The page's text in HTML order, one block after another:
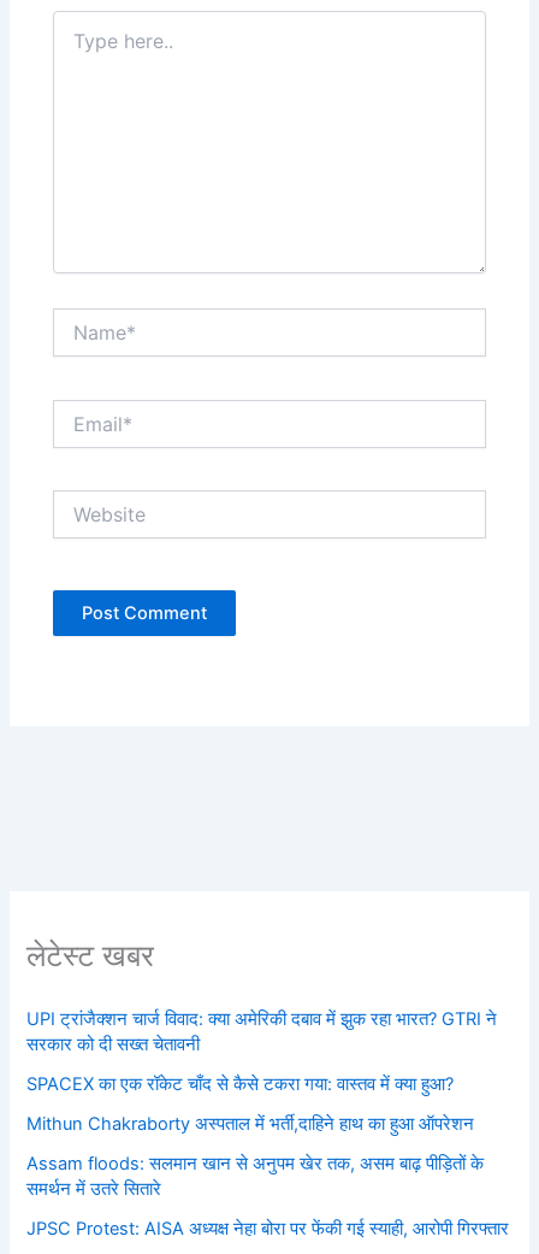
Type
here..
लेटेस्ट खबर
UPI ट्रांजैक्शन चार्ज विवाद: क्या अमेरिकी दबाव में झुक रहा भारत? GTRI ने
सरकार को दी सख्त चेतावनी
SPACEX का एक रॉकेट चाँद से कैसे टकरा गया: वास्तव में क्या हुआ?
Mithun Chakraborty अस्पताल में भर्ती,दाहिने हाथ का हुआ ऑपरेशन
Assam floods: सलमान खान से अनुपम खेर तक, असम बाढ़ पीड़ितों के
समर्थन में उतरे सितारे
JPSC Protest: AISA अध्यक्ष नेहा बोरा पर फेंकी गई स्याही, आरोपी गिरफ्तार